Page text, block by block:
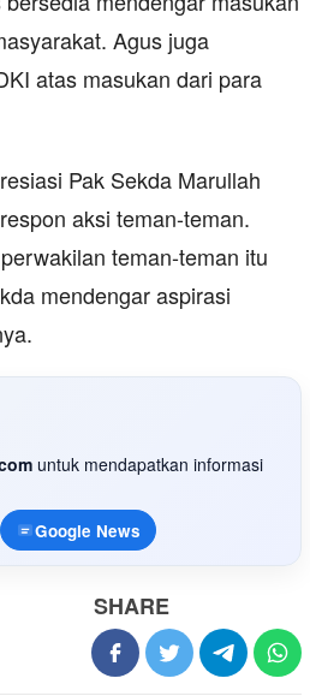
Agus juga
atas masukan dari para
Pak Sekda Marullah
aksi teman-teman.
teman-teman itu
mendengar aspirasi
untuk mendapatkan informasi
Google News
SHARE